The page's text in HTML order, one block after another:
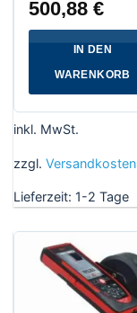
500,88€
IN DEN
WARENKORB
inkl. MwSt.
zzgl. Versandkosten
Lieferzeit: 1-2 Tage